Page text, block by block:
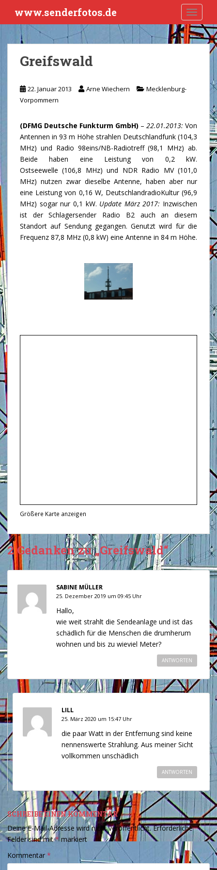
i
t
www.senderfotos.de
Greifswald
22. Januar 2013 Arne Wiechern
Mecklenburg-
Vorpommern
(DFMG Deutsche Funkturm GmbH) – 22.01.2013: Von
Antennen in 93 m Höhe strahlen Deutschlandfunk (104,3
MHz) und Radio 98eins/NB-Radiotreff (98,1 MHz) ab.
Beide haben eine Leistung von 0,2 kW.
Ostseewelle (106,8 MHz) und NDR Radio MV (101,0
MHz) nutzen zwar dieselbe Antenne, haben aber nur
eine Leistung von 0,16 W, DeutschlandradioKultur (96,9
MHz) sogar nur 0,1 kW. Update März 2017: Inzwischen
ist der Schlagersender Radio B2 auch an diesem
Standort auf Sendung gegangen. Genutzt wird für die
Frequenz 87,8 MHz (0,8 kW) eine Antenne in 84 m Höhe.
Größere Karte anzeigen
2 Gedanken zu „Greifswald“
SABINE MÜLLER
25. Dezember 2019 um 09:45 Uhr
Hallo,
wie weit strahlt die Sendeanlage und ist das
schädlich für die Menschen die drumherum
wohnen und bis zu wieviel Meter?
ANTWORTEN
LILL
25. März 2020 um 15:47 Uhr
die paar Watt in der Entfernung sind keine
nennenswerte Strahlung. Aus meiner Sicht
vollkommen unschädlich
ANTWORTEN
SCHREIBE EINEN KOMMENTAR
Deine E-Mail-Adresse wird nicht veröffentlicht. Erforderliche
Felder sind mit*markiert
Kommentar*